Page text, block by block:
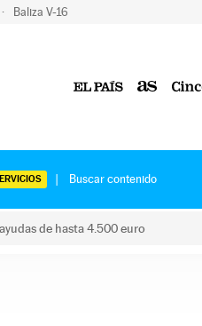
Baliza V-16
de hasta 4.500 euro